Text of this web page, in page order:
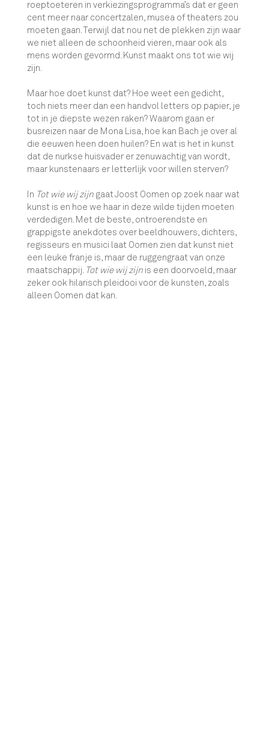
roeptoeteren in verkiezingsprogramma’s dat er geen
cent meer naar concertzalen, musea of theaters zou
moeten gaan. Terwijl dat nou net de plekken zijn waar
we niet alleen de schoonheid vieren, maar ook als
mens worden gevormd. Kunst maakt ons tot wie wij
zijn.
Maar hoe doet kunst dat? Hoe weet een gedicht,
toch niets meer dan een handvol letters op papier, je
tot in je diepste wezen raken? Waarom gaan er
busreizen naar de Mona Lisa, hoe kan Bach je over al
die eeuwen heen doen huilen? En wat is het in kunst
dat de nurkse huisvader er zenuwachtig van wordt,
maar kunstenaars er letterlijk voor willen sterven?
In Tot wie wij zijngaat Joost Oomen op zoek naar wat
kunst is en hoe we haar in deze wilde tijden moeten
verdedigen. Met de beste, ontroerendste en
grappigste anekdotes over beeldhouwers, dichters,
regisseurs en musici laat Oomen zien dat kunst niet
een leuke franje is, maar de ruggengraat van onze
maatschappij. Tot wie wij zijnis een doorvoeld, maar
zeker ook hilarisch pleidooi voor de kunsten, zoals
alleen Oomen dat kan.